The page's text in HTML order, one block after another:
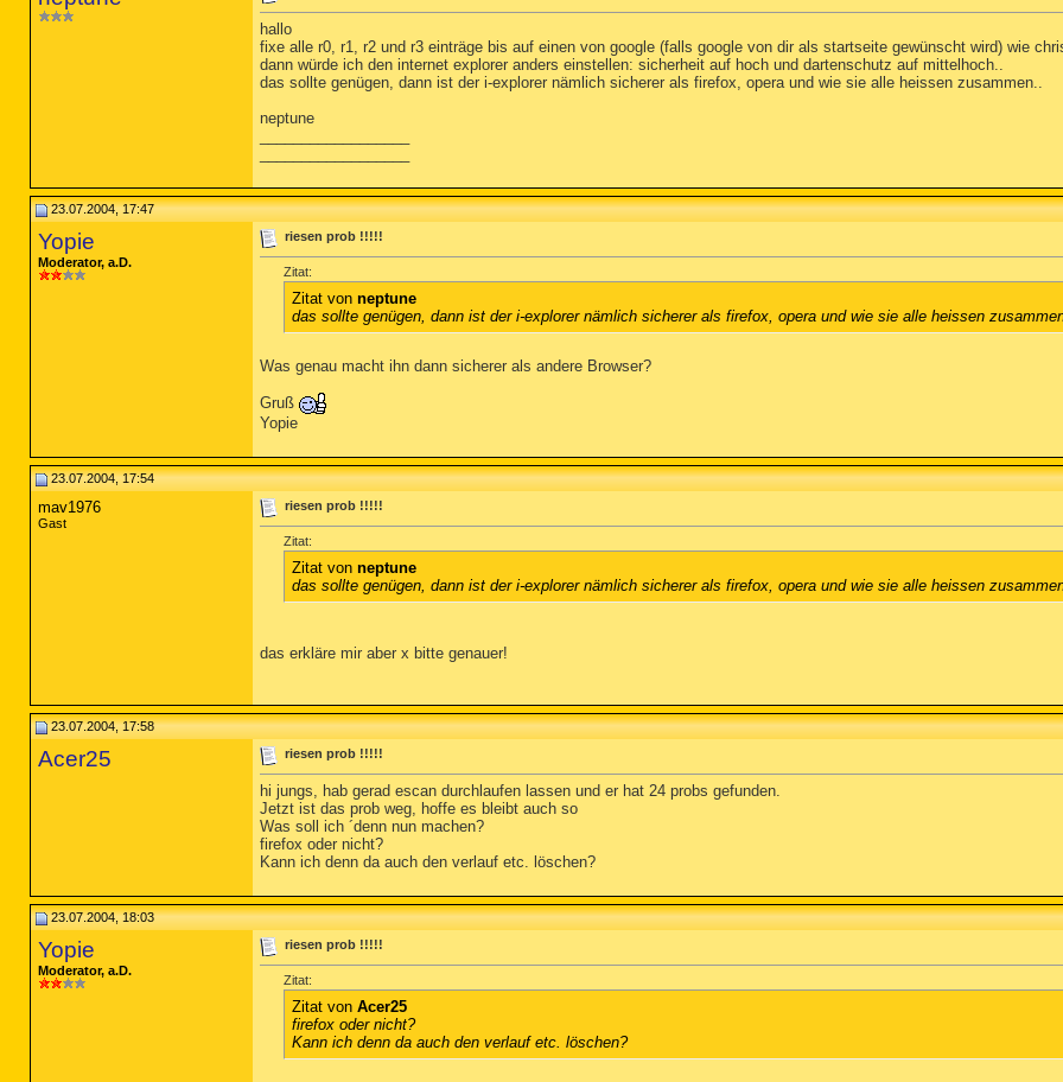
hallo
fixe alle r0, r1, r2 und r3 einträge bis auf einen von google (falls google von dir als startseite gewünscht wird) wie
dann würde ich den internet explorer anders einstellen: sicherheit auf hoch und dartenschutz auf mittelhoch..
das sollte genügen, dann ist der i-explorer nämlich sicherer als firefox, opera und wie sie alle heissen zusammen..
neptune
23.07.2004, 17:47
Yopie
Moderator, a.D.
riesen prob !!!!!
Zitat:
Zitat von neptune
das sollte genügen, dann ist der i-explorer nämlich sicherer als firefox, opera und wie sie alle heissen
Was genau macht ihn dann sicherer als andere Browser?
Gruß
Yopie
23.07.2004, 17:54
mav1976
Gast
riesen prob !!!!!
Zitat:
Zitat von neptune
das sollte genügen, dann ist der i-explorer nämlich sicherer als firefox, opera und wie sie alle heissen
das erkläre mir aber x bitte genauer!
23.07.2004, 17:58
Acer25 riesen prob !!!!!
hi jungs, hab gerad escan durchlaufen lassen und er hat 24 probs gefunden.
Jetzt ist das prob weg, hoffe es bleibt auch so
Was soll ich ´denn nun machen?
firefox oder nicht?
Kann ich denn da auch den verlauf etc. löschen?
23.07.2004, 18:03
Yopie
Moderator, a.D.
riesen prob !!!!!
Zitat:
Zitat von Acer25
firefox oder nicht?
Kann ich denn da auch den verlauf etc. löschen?